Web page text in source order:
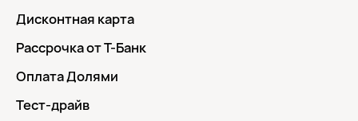
Дисконтная карта
Рассрочка от Т-Банк
Оплата Долями
Тест-драйв